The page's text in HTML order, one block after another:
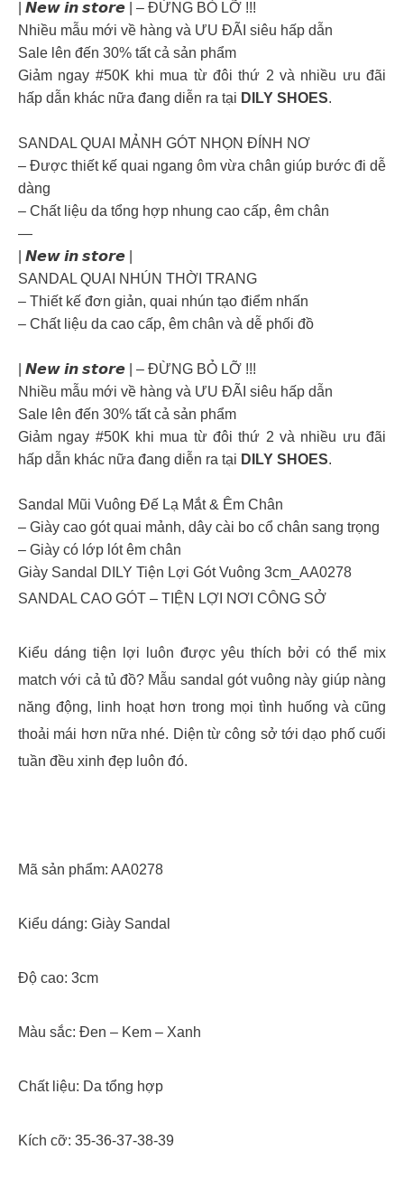
| 𝙉𝙚𝙬 𝙞𝙣 𝙨𝙩𝙤𝙧𝙚 | – ĐỪNG BỎ LỠ !!!
Nhiều mẫu mới về hàng và ƯU ĐÃI siêu hấp dẫn
Sale lên đến 30% tất cả sản phẩm
Giảm ngay #50K khi mua từ đôi thứ 2 và nhiều ưu đãi
hấp dẫn khác nữa đang diễn ra tại DILY SHOES.
SANDAL QUAI MẢNH GÓT NHỌN ĐÍNH NƠ
– Được thiết kế quai ngang ôm vừa chân giúp bước đi dễ
dàng
– Chất liệu da tổng hợp nhung cao cấp, êm chân
—
| 𝙉𝙚𝙬 𝙞𝙣 𝙨𝙩𝙤𝙧𝙚 |
SANDAL QUAI NHÚN THỜI TRANG
– Thiết kế đơn giản, quai nhún tạo điểm nhấn
– Chất liệu da cao cấp, êm chân và dễ phối đồ
| 𝙉𝙚𝙬 𝙞𝙣 𝙨𝙩𝙤𝙧𝙚 | – ĐỪNG BỎ LỠ !!!
Nhiều mẫu mới về hàng và ƯU ĐÃI siêu hấp dẫn
Sale lên đến 30% tất cả sản phẩm
Giảm ngay #50K khi mua từ đôi thứ 2 và nhiều ưu đãi
hấp dẫn khác nữa đang diễn ra tại DILY SHOES.
Sandal Mũi Vuông Đế Lạ Mắt & Êm Chân
– Giày cao gót quai mảnh, dây cài bo cổ chân sang trọng
– Giày có lớp lót êm chân
Giày Sandal DILY Tiện Lợi Gót Vuông 3cm_AA0278
SANDAL CAO GÓT – TIỆN LỢI NƠI CÔNG SỞ
Kiểu dáng tiện lợi luôn được yêu thích bởi có thể mix
match với cả tủ đồ? Mẫu sandal gót vuông này giúp nàng
năng động, linh hoạt hơn trong mọi tình huống và cũng
thoải mái hơn nữa nhé. Diện từ công sở tới dạo phố cuối
tuần đều xinh đẹp luôn đó.
Mã sản phẩm: AA0278
Kiểu dáng: Giày Sandal
Độ cao: 3cm
Màu sắc: Đen – Kem – Xanh
Chất liệu: Da tổng hợp
Kích cỡ: 35-36-37-38-39